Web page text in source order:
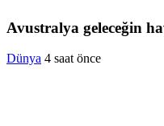
Avustralya geleceğin
Dünya 4 saat önce